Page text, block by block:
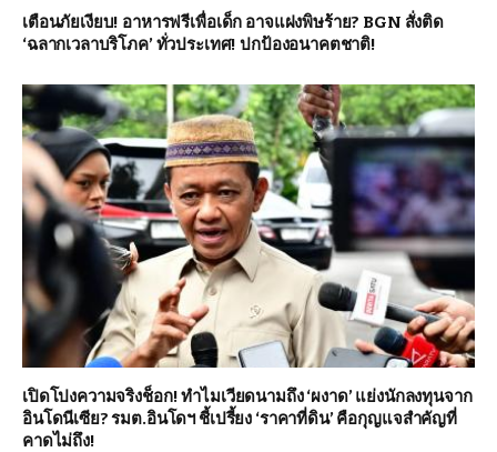
เตือนภัยเงียบ! อาหารฟรีเพื่อเด็ก อาจแฝงพิษร้าย? BGN สั่งติด
‘ฉลากเวลาบริโภค’ ทั่วประเทศ! ปกป้องอนาคตชาติ!
เปิดโปงความจริงช็อก! ทำไมเวียดนามถึง ‘ผงาด’ แย่งนักลงทุนจาก
อินโดนีเซีย? รมต.อินโดฯ ชี้เปรี้ยง ‘ราคาที่ดิน’ คือกุญแจสำคัญที่
คาดไม่ถึง!